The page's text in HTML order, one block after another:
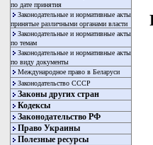
по дате принятия
Законодательные и нормативные акты
принятые различными органами власти
Законодательные и нормативные акты
по темам
Законодательные и нормативные акты
по виду документы
Международное право в Беларуси
Законодательство СССР
Законы других стран
Кодексы
Законодательство РФ
Право Украины
Полезные ресурсы